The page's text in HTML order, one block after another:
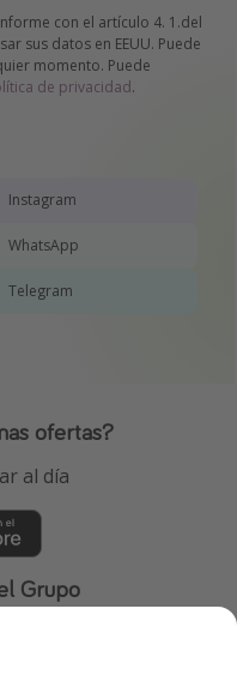
con el artículo 4. 1.del
sus datos en EEUU. Puede
momento. Puede
de privacidad.
Instagram
WhatsApp
Telegram
ofertas?
al día
Grupo